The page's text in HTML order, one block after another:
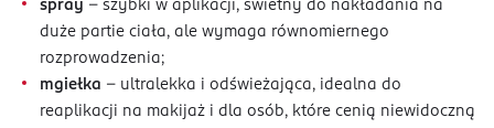
spray – szybki w aplikacji, świetny do nakładania na
duże partie ciała, ale wymaga równomiernego
rozprowadzenia;
mgiełka - ultralekka i odświeżająca, idealna do
reaplikacji na makijaż i dla osób, które cenią niewidoczną